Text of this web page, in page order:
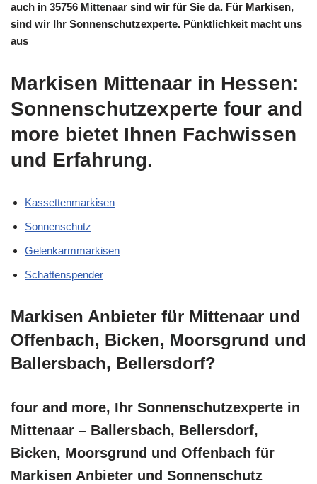
auch in 35756 Mittenaar sind wir für Sie da. Für Markisen,
sind wir Ihr Sonnenschutzexperte. Pünktlichkeit macht uns
aus
Markisen Mittenaar in Hessen:
Sonnenschutzexperte four and
more bietet Ihnen Fachwissen
und Erfahrung.
Kassettenmarkisen
Sonnenschutz
Gelenkarmmarkisen
Schattenspender
Markisen Anbieter für Mittenaar und
Offenbach, Bicken, Moorsgrund und
Ballersbach, Bellersdorf?
four and more, Ihr Sonnenschutzexperte in
Mittenaar – Ballersbach, Bellersdorf,
Bicken, Moorsgrund und Offenbach für
Markisen Anbieter und Sonnenschutz